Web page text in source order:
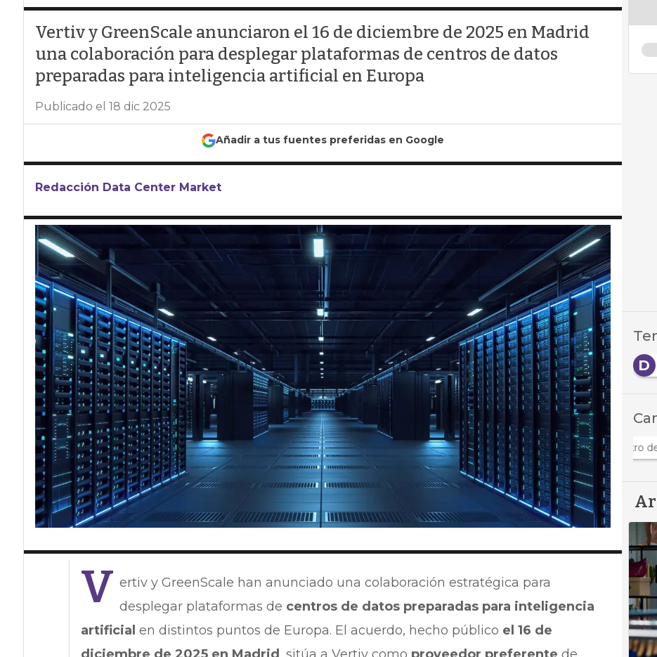
Vertiv y GreenScale anunciaron el 16 de diciembre de 2025 en Madrid
una colaboración para desplegar plataformas de centros de datos
preparadas para inteligencia artificial en Europa
Publicado el 18 dic 2025
Añadir a tus fuentes preferidas en Google
Redacción Data Center Market
V ertiv y GreenScale han anunciado una colaboración estratégica para
desplegar plataformas de centros de datos preparadas para inteligencia
artificial en distintos puntos de Europa. El acuerdo, hecho público el 16 de
C
Cloud D
C
Centro